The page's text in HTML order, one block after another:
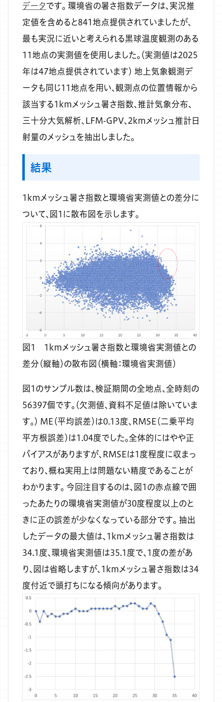
データです。 環境省の暑さ指数データは、実況推
定値を含めると841地点提供されていましたが、
最も実況に近いと考えられる黒球温度観測のある
11地点の実測値を使用しました。（実測値は2025
年は47地点提供されています） 地上気象観測デ
ータも同じ11地点を用い、観測点の位置情報から
該当する1kmメッシュ暑さ指数、推計気象分布、
三十分大気解析、LFM-GPV、2kmメッシュ推計日
射量のメッシュを抽出しました。
結果
1kmメッシュ暑さ指数と環境省実測値との差分に
ついて、図1に散布図を示します。
図1 1kmメッシュ暑さ指数と環境省実測値との
差分（縦軸）の散布図（横軸：環境省実測値）
図1のサンプル数は、検証期間の全地点、全時刻の
56397個です。（欠測値、資料不足値は除いていま
す。） ME（平均誤差）は0.13度、RMSE（二乗平均
平方根誤差）は1.04度でした。全体的にはやや正
バイアスがありますが、RMSEは1度程度に収まっ
ており、概ね実用上は問題ない精度であることが
わかります。 今回注目するのは、図1の赤点線で囲
ったあたりの環境省実測値が30度程度以上のと
きに正の誤差が少なくなっている部分です。 抽出
したデータの最大値は、1kmメッシュ暑さ指数は
34.1度、環境省実測値は35.1度で、1度の差があ
り、図は省略しますが、1kmメッシュ暑さ指数は34
度付近で頭打ちになる傾向があります。